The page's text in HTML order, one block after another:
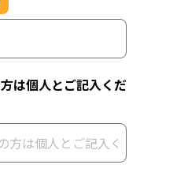
は個人とご記入くだ